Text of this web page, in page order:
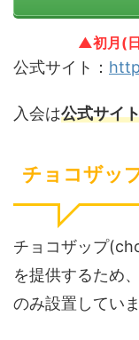
▲初月(
公式サイト：
入会は公式サイ
チョコザッ
チョコザップ
を提供するため
のみ設置していま